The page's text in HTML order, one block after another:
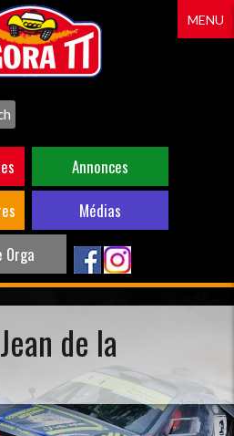
Annonces
Médias
Orga
MENU
de la